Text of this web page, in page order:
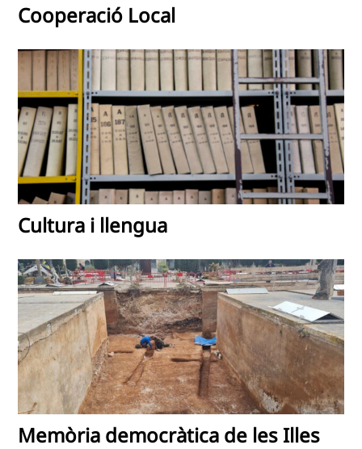
Cooperació Local
Cultura i llengua
Memòria democràtica de les Illes